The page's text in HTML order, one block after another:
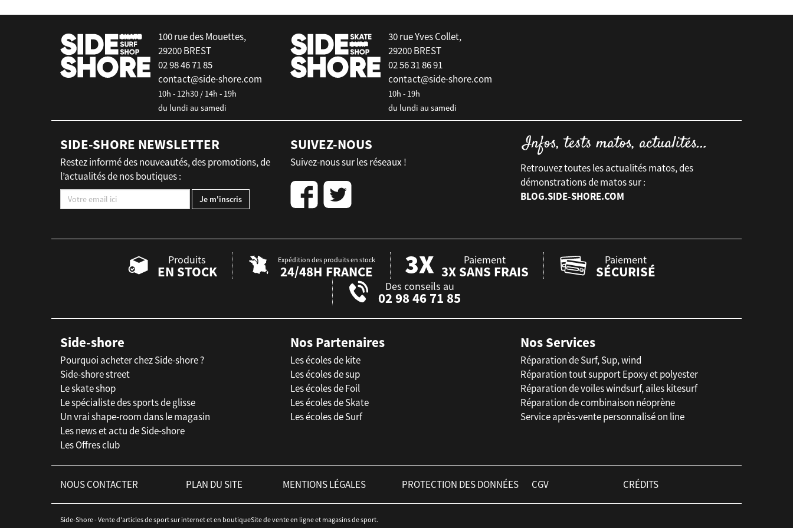
100 rue des Mouettes,
29200 BREST
02 98 46 71 85
contact@side-shore.com
10h - 12h30 / 14h - 19h
du lundi au samedi
30 rue Yves Collet,
29200 BREST
02 56 31 86 91
contact@side-shore.com
10h - 19h
du lundi au samedi
SIDE-SHORE NEWSLETTER
Restez informé des nouveautés, des promotions, de
l’actualités de nos boutiques :
SUIVEZ-NOUS
Suivez-nous sur les réseaux !
Retrouvez toutes les actualités matos, des
démonstrations de matos sur :
BLOG.SIDE-SHORE.COM
Produits
EN STOCK
Expédition des produits en stock
24/48H FRANCE
Paiement
3X SANS FRAIS
Paiement
SÉCURISÉ
Des conseils au
02 98 46 71 85
Side-shore
Pourquoi acheter chez Side-shore ?
Side-shore street
Le skate shop
Le spécialiste des sports de glisse
Un vrai shape-room dans le magasin
Les news et actu de Side-shore
Les Offres club
Nos Partenaires
Les écoles de kite
Les écoles de sup
Les écoles de Foil
Les écoles de Skate
Les écoles de Surf
Nos Services
Réparation de Surf, Sup, wind
Réparation tout support Epoxy et polyester
Réparation de voiles windsurf, ailes kitesurf
Réparation de combinaison néoprène
Service après-vente personnalisé on line
NOUS CONTACTER PLAN DU SITE MENTIONS LÉGALES PROTECTION DES DONNÉES CGV CRÉDITS
Side-Shore - Vente d'articles de sport sur internet et en boutiqueSite de vente en ligne et magasins de sport.